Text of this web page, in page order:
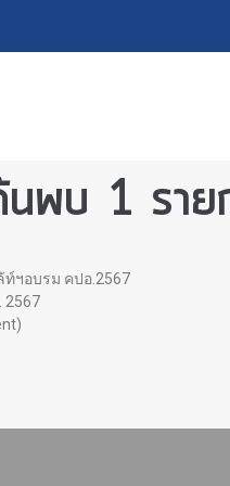
พบ 1 ราย
ท์ฯอบรม คปอ.2567
2567